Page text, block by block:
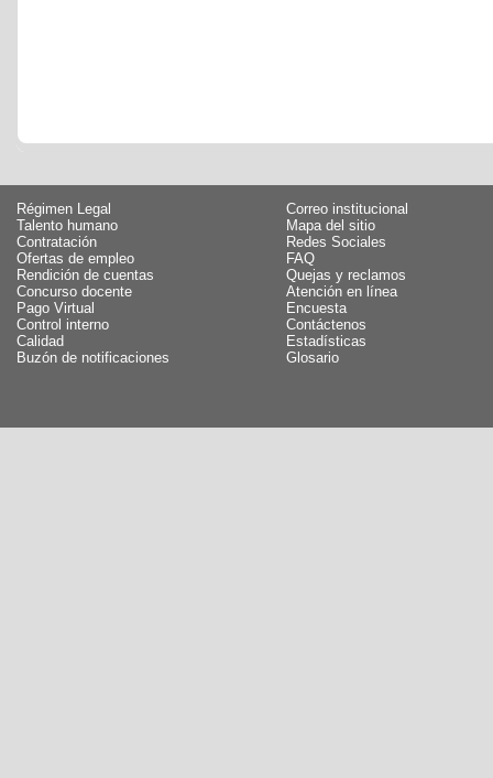
Régimen Legal
Talento humano
Contratación
Ofertas de empleo
Rendición de cuentas
Concurso docente
Pago Virtual
Control interno
Calidad
Buzón de notificaciones
Correo institucional
Mapa del sitio
Redes Sociales
FAQ
Quejas y reclamos
Atención en línea
Encuesta
Contáctenos
Estadísticas
Glosario